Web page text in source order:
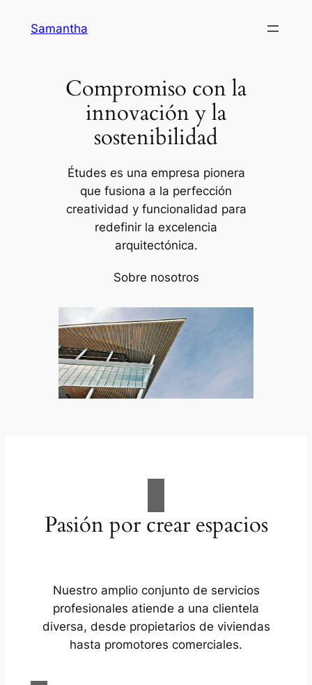
Samantha
Compromiso con la
innovación y la
sostenibilidad
Études es una empresa pionera
que fusiona a la perfección
creatividad y funcionalidad para
redefinir la excelencia
arquitectónica.
Sobre nosotros
Pasión por crear espacios
Nuestro amplio conjunto de servicios
profesionales atiende a una clientela
diversa, desde propietarios de viviendas
hasta promotores comerciales.